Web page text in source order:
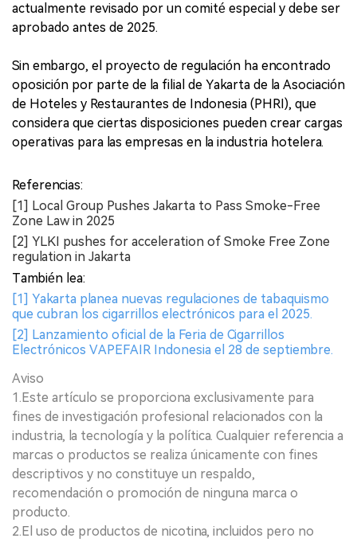
actualmente revisado por un comité especial y debe ser
aprobado antes de 2025.
Sin embargo, el proyecto de regulación ha encontrado
oposición por parte de la filial de Yakarta de la Asociación
de Hoteles y Restaurantes de Indonesia (PHRI), que
considera que ciertas disposiciones pueden crear cargas
operativas para las empresas en la industria hotelera.
Referencias:
[1] Local Group Pushes Jakarta to Pass Smoke-Free
Zone Law in 2025
[2] YLKI pushes for acceleration of Smoke Free Zone
regulation in Jakarta
También lea:
[1] Yakarta planea nuevas regulaciones de tabaquismo
que cubran los cigarrillos electrónicos para el 2025.
[2] Lanzamiento oficial de la Feria de Cigarrillos
Electrónicos VAPEFAIR Indonesia el 28 de septiembre.
Aviso
1.Este artículo se proporciona exclusivamente para
fines de investigación profesional relacionados con la
industria, la tecnología y la política. Cualquier referencia a
marcas o productos se realiza únicamente con fines
descriptivos y no constituye un respaldo,
recomendación o promoción de ninguna marca o
producto.
2.El uso de productos de nicotina, incluidos pero no